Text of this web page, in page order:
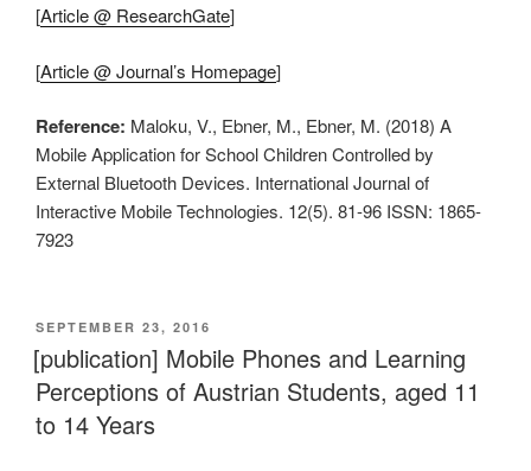
[Article @ ResearchGate]
[Article @ Journal’s Homepage]
Reference: Maloku, V., Ebner, M., Ebner, M. (2018) A
Mobile Application for School Children Controlled by
External Bluetooth Devices. International Journal of
Interactive Mobile Technologies. 12(5). 81-96 ISSN: 1865-
7923
VERÖFFENTLICHT
AM
SEPTEMBER 23, 2016
[publication] Mobile Phones and Learning
Perceptions of Austrian Students, aged 11
to 14 Years